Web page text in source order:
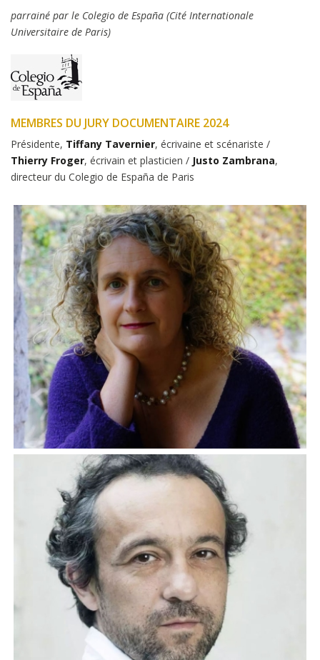
parrainé par le Colegio de España (Cité Internationale
Universitaire de Paris)
MEMBRES DU JURY DOCUMENTAIRE 2024
Présidente, Tiffany Tavernier, écrivaine et scénariste /
Thierry Froger, écrivain et plasticien / Justo Zambrana,
directeur du Colegio de España de Paris